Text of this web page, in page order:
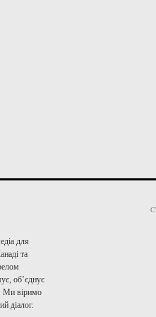
для
та
об’єднує
Ми віримо
діалог.